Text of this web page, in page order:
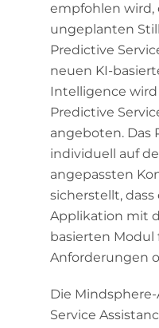
empfohlen wird,
ungeplanten
Predictive
neuen KI-
Intelligence
Predictive
angeboten. Das
individuell auf
angepassten
sicherstellt,
Applikation mit
basierten Modul
Anforderungen
Die
Service